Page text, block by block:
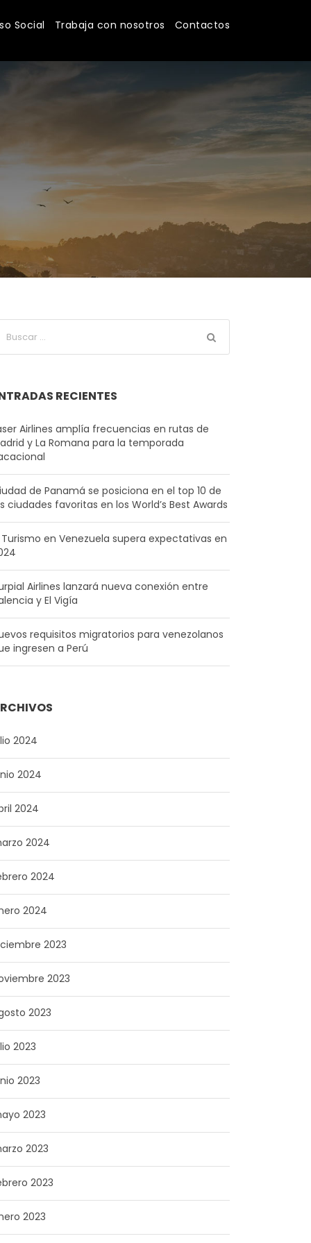
Social Trabaja con nosotros Contactos
RECIENTES
Airlines amplía frecuencias en rutas de
y La Romana para la temporada
de Panamá se posiciona en el top 10 de
ciudades favoritas en los World’s Best Awards
Turismo en Venezuela supera expectativas en
Airlines lanzará nueva conexión entre
y El Vigía
requisitos migratorios para venezolanos
ingresen a Perú
2024
2024
2024
2024
2024
2024
2023
2023
2023
2023
2023
2023
2023
2023
2023